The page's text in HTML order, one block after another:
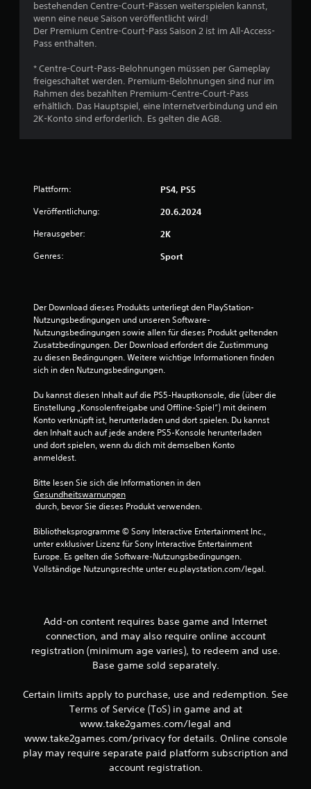
r
t
u
n
g
:
5
S
t
e
a
s
6
B
e
w
bestehenden Centre-Court-Pässen weiterspielen kannst,
wenn eine neue Saison veröffentlicht wird!
Der Premium Centre-Court-Pass Saison 2 ist im All-Access-
Pass enthalten.
* Centre-Court-Pass-Belohnungen müssen per Gameplay
freigeschaltet werden. Premium-Belohnungen sind nur im
Rahmen des bezahlten Premium-Centre-Court-Pass
erhältlich. Das Hauptspiel, eine Internetverbindung und ein
2K-Konto sind erforderlich. Es gelten die AGB.
Plattform: PS4, PS5
Veröffentlichung: 20.6.2024
Herausgeber: 2K
Genres: Sport
Der Download dieses Produkts unterliegt den PlayStation-
Nutzungsbedingungen und unseren Software-
Nutzungsbedingungen sowie allen für dieses Produkt geltenden
Zusatzbedingungen. Der Download erfordert die Zustimmung
zu diesen Bedingungen. Weitere wichtige Informationen finden
sich in den Nutzungsbedingungen.
Du kannst diesen Inhalt auf die PS5-Hauptkonsole, die (über die
Einstellung „Konsolenfreigabe und Offline-Spiel“) mit deinem
Konto verknüpft ist, herunterladen und dort spielen. Du kannst
den Inhalt auch auf jede andere PS5-Konsole herunterladen
und dort spielen, wenn du dich mit demselben Konto
anmeldest.
Bitte lesen Sie sich die Informationen in den
Gesundheitswarnungen
durch, bevor Sie dieses Produkt verwenden.
Bibliotheksprogramme © Sony Interactive Entertainment Inc.,
unter exklusiver Lizenz für Sony Interactive Entertainment
Europe. Es gelten die Software-Nutzungsbedingungen.
Vollständige Nutzungsrechte unter eu.playstation.com/legal.
Add-on content requires base game and Internet
connection, and may also require online account
registration (minimum age varies), to redeem and use.
Base game sold separately.
Certain limits apply to purchase, use and redemption. See
Terms of Service (ToS) in game and at
www.take2games.com/legal and
www.take2games.com/privacy for details. Online console
play may require separate paid platform subscription and
account registration.